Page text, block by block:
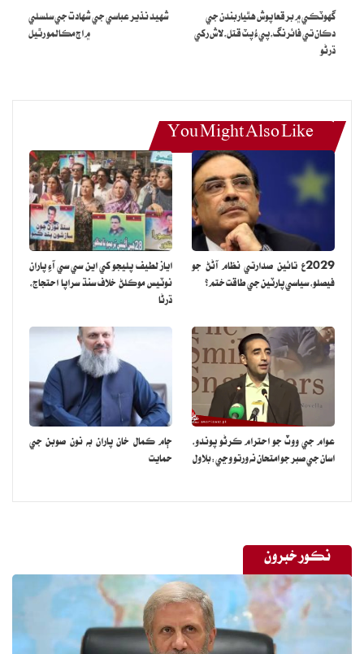
ويو ،هو سي ايس ايس امتحان جي تياري ڪري رهيو هو .اغواڪندڙن ۾ خان
محمد بروهي،سيف الله بروهي ،عبدالغريز ۽ رمضان بروهي شامل آهن
گهوٽڪي ۾ برقعا پوش هٿياربندن جي
دڪان تي فائرنگ،پيءُ پٽ قتل،لاش رکي
ڌرڻو
شهيد نذير عباسي جي شهادت جي سلسلي
۾ اڄ مڪالمو رٿيل
You Might Also Like
2029ع تائين صدارتي نظام آڻڻ جو
فيصلو، سياسي پارٽين جي طاقت ختم؟
اياز لطيف پليجو کي اين سي سي آءِ پاران
نوٽيس موڪلڻ خلاف سنڌ سراپا احتجاج،
ڌرڻا
عوام جي ووٽ جو احترام ڪرڻو پوندو،
اسان جي صبر جو امتحان نه ورتو وڃي:بلاول
ڄام ڪمال خان پاران به نون صوبن جي
حمايت
نڪور خبرون